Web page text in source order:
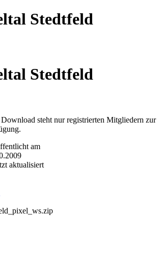
Stedtfeld
Stedtfeld
steht nur registrierten Mitgliedern zur
am
aktualisiert